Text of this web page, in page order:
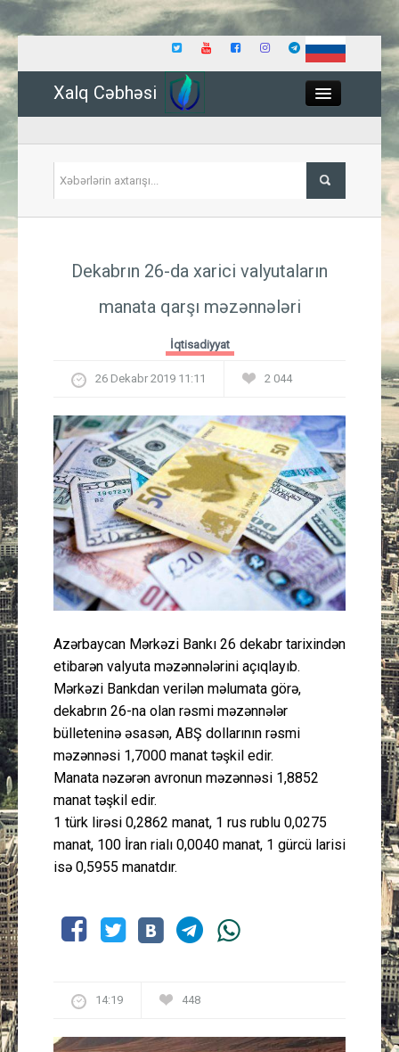
Xalq Cəbhəsi
İqtisadiyyat
Güney Azərbaycan
Mədəniyyət
Müsahibə
İdman
Layihə
Gündəm
Cəmiyyət
Peşə etikası
Əlaqə
Dekabrın 26-da xarici valyutaların
manata qarşı məzənnələri
İqtisadiyyat
26 Dekabr 2019 11:11 2 044
Azərbaycan Mərkəzi Bankı 26 dekabr tarixindən
etibarən valyuta məzənnələrini açıqlayıb.
Mərkəzi Bankdan verilən məlumata görə,
dekabrın 26-na olan rəsmi məzənnələr
bülleteninə əsasən, ABŞ dollarının rəsmi
məzənnəsi 1,7000 manat təşkil edir.
Manata nəzərən avronun məzənnəsi 1,8852
manat təşkil edir.
1 türk lirəsi 0,2862 manat, 1 rus rublu 0,0275
manat, 100 İran rialı 0,0040 manat, 1 gürcü larisi
isə 0,5955 manatdır.
14:19 448